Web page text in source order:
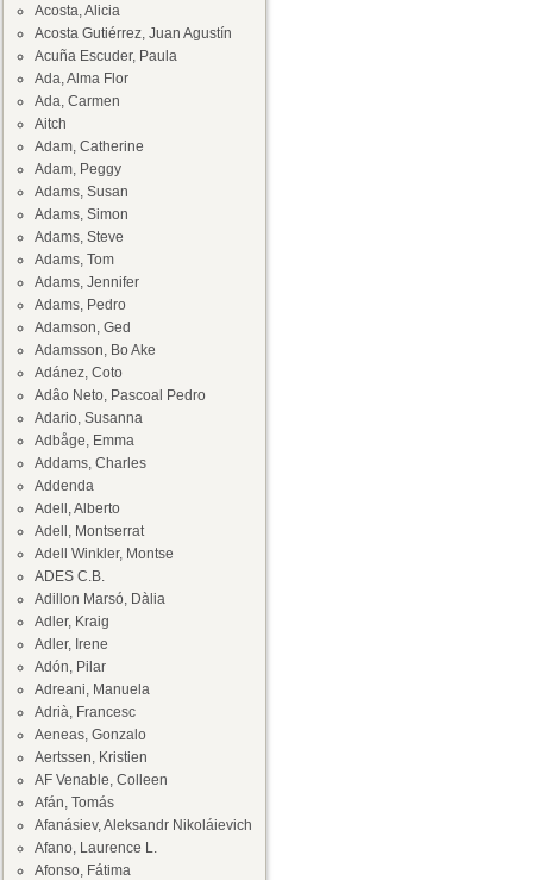
Acosta, Alicia
Acosta Gutiérrez, Juan Agustín
Acuña Escuder, Paula
Ada, Alma Flor
Ada, Carmen
Aitch
Adam, Catherine
Adam, Peggy
Adams, Susan
Adams, Simon
Adams, Steve
Adams, Tom
Adams, Jennifer
Adams, Pedro
Adamson, Ged
Adamsson, Bo Ake
Adánez, Coto
Adâo Neto, Pascoal Pedro
Adario, Susanna
Adbåge, Emma
Addams, Charles
Addenda
Adell, Alberto
Adell, Montserrat
Adell Winkler, Montse
ADES C.B.
Adillon Marsó, Dàlia
Adler, Kraig
Adler, Irene
Adón, Pilar
Adreani, Manuela
Adrià, Francesc
Aeneas, Gonzalo
Aertssen, Kristien
AF Venable, Colleen
Afán, Tomás
Afanásiev, Aleksandr Nikoláievich
Afano, Laurence L.
Afonso, Fátima